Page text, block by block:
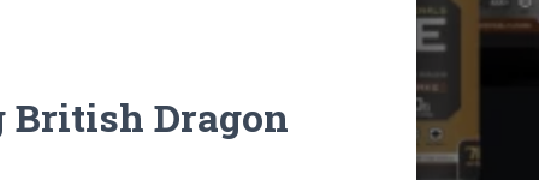
British Dragon